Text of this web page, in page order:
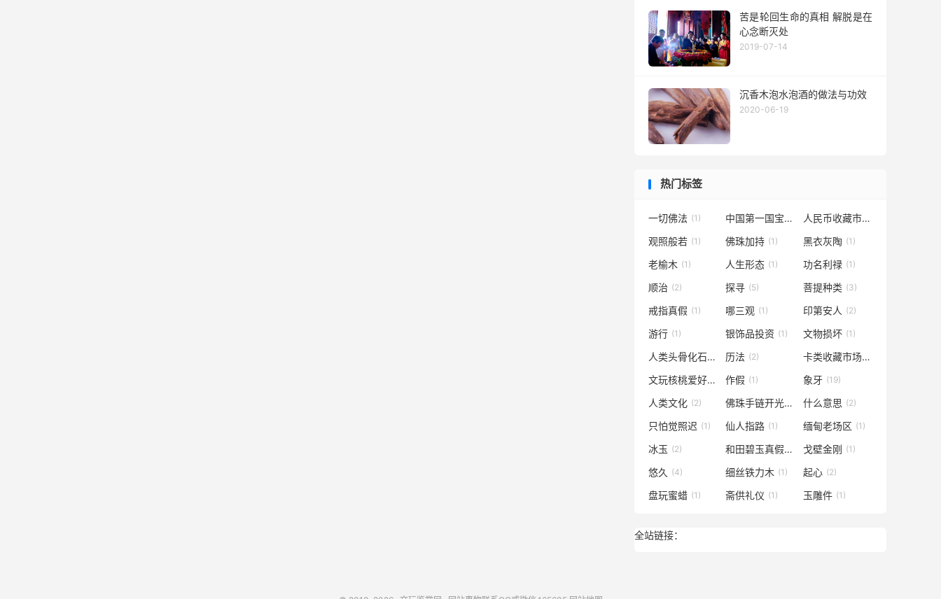
苦是轮回生命的真相 解脱是在
心念断灭处
2019-07-14
沉香木泡水泡酒的做法与功效
2020-06-19
热门标签
一切佛法 (1) 中国第一国宝
(1) 人民币收藏市场
观照般若 (1) 佛珠加持 (1) 黑衣灰陶 (1)
老榆木 (1) 人生形态 (1) 功名利禄 (1)
顺治 (2) 探寻 (5) 菩提种类 (3)
戒指真假 (1) 哪三观 (1) 印第安人 (2)
游行 (1) 银饰品投资 (1) 文物损坏 (1)
人类头骨化石
(1) 历法 (2) 卡类收藏市场
(1)
文玩核桃爱好者 (2)
作假 (1) 象牙 (19)
人类文化 (2) 佛珠手链开光
(1) 什么意思 (2)
只怕觉照迟 (1) 仙人指路 (1) 缅甸老场区 (1)
冰玉 (2) 和田碧玉真假
(1) 戈壁金刚 (1)
悠久 (4) 细丝铁力木 (1) 起心 (2)
盘玩蜜蜡 (1) 斋供礼仪 (1) 玉雕件 (1)
全站链接：